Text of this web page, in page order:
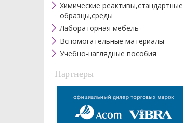
Химические реактивы,стандартные
образцы,среды
Лабораторная мебель
Вспомогательные материалы
Учебно-наглядные пособия
Партнеры